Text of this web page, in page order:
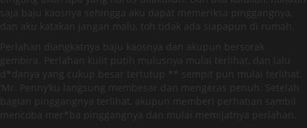
saja baju kaosnya sehingga aku dapat memeriksa pinggangnya,
dan aku katakan jangan malu, toh tidak ada siapapun di rumah.
Perlahan diangkatnya baju kaosnya dan akupun bersorak
gembira. Perlahan kulit putih mulusnya mulai terlihat, dan lalu
d*danya yang cukup besar tertutup ** sempit pun mulai terlihat.
‘Mr. Penny’ku langsung membesar dan mengeras penuh. Setelah
bagian pinggangnya terlihat, akupun memberi perhatian sambil
mencoba mer*ba pinggangnya dan mulai memijatnya perlahan.